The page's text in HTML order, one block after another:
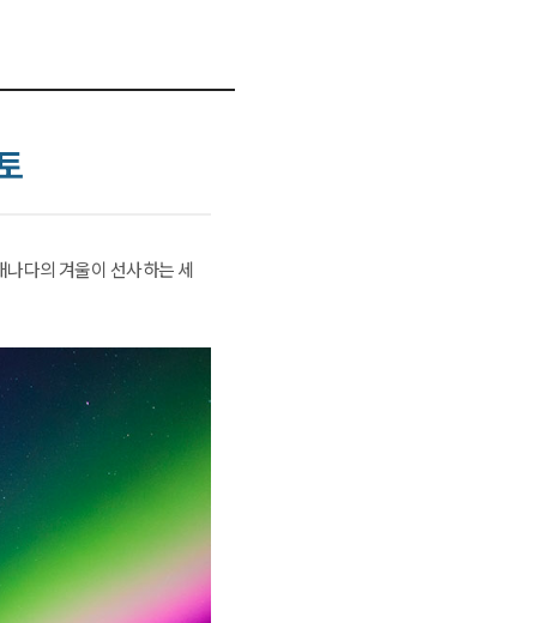
다의 겨울이 선사하는 세